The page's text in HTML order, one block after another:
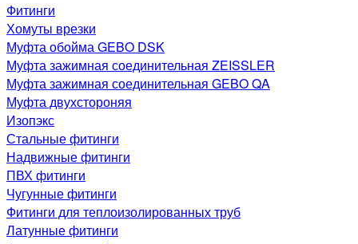
Фитинги
Хомуты врезки
Муфта обойма GEBO DSK
Муфта зажимная соединительная ZEISSLER
Муфта зажимная соединительная GEBO QA
Муфта двухстороняя
Изопэкс
Стальные фитинги
Надвижные фитинги
ПВХ фитинги
Чугунные фитинги
Фитинги для теплоизолированных труб
Латунные фитинги